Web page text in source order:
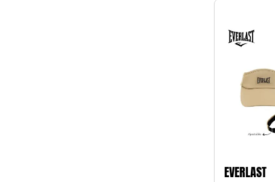
EVERLAST